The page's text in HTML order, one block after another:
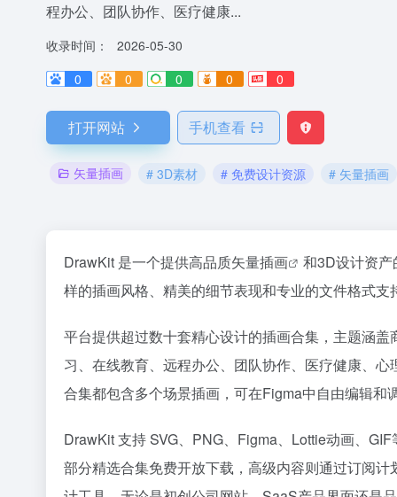
程办公、团队协作、医疗健康...
收录时间：
2026-05-30
0
0 0 0 0
打开网站 手机查看
矢量插画 # 3D素材 # 免费设计资源 # 矢量插画
DrawKit 是一个提供高品质矢量插画
和3D设计资
样的插画风格、精美的细节表现和专业的文件格式
平台提供超过数十套精心设计的插画合集，主题涵
习、在线教育、远程办公、团队协作、医疗健康、
合集都包含多个场景插画，可在Figma中自由编辑和
DrawKit 支持 SVG、PNG、Figma、Lottie动画、
部分精选合集免费开放下载，高级内容则通过订阅